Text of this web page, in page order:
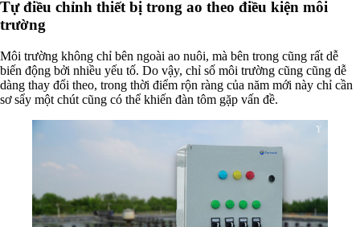
Tự điều chỉnh thiết bị trong ao theo điều kiện môi
trường
Môi trường không chỉ bên ngoài ao nuôi, mà bên trong cũng rất dễ
biến động bởi nhiều yếu tố. Do vậy, chỉ số môi trường cũng cũng dễ
dàng thay đổi theo, trong thời điểm rộn ràng của năm mới này chỉ cần
sơ sẩy một chút cũng có thể khiến đàn tôm gặp vấn đề.